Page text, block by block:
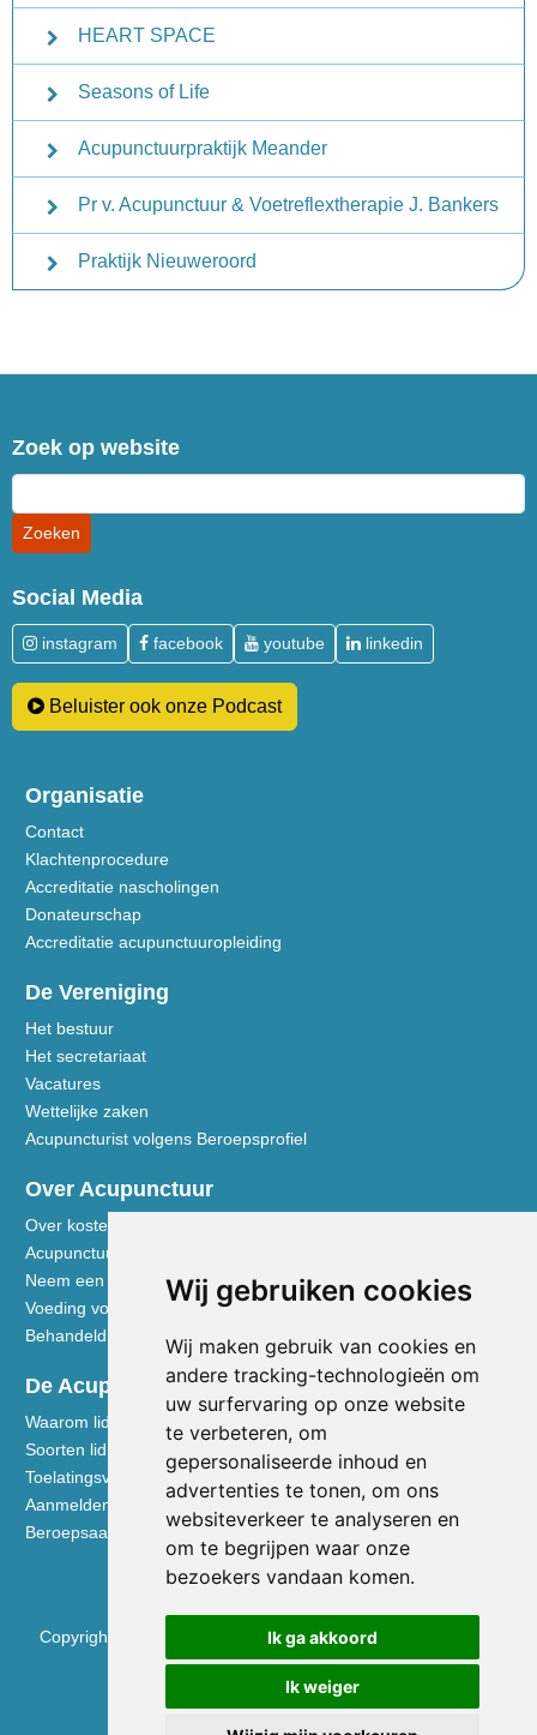
Wij gebruiken cookies
Wij maken gebruik van cookies en
andere tracking-technologieën om
uw surfervaring op onze website
te verbeteren, om
gepersonaliseerde inhoud en
advertenties te tonen, om ons
websiteverkeer te analyseren en
om te begrijpen waar onze
bezoekers vandaan komen.
Ik ga akkoord
Ik weiger
HEART SPACE
Seasons of Life
Acupunctuurpraktijk Meander
Pr v. Acupunctuur & Voetreflextherapie J. Bankers
Praktijk Nieuweroord
Zoek op website
Social Media
instagram facebook youtube linkedin
Beluister ook onze Podcast
Organisatie
Contact
Klachtenprocedure
Accreditatie nascholingen
Donateurschap
Accreditatie acupunctuuropleiding
De Vereniging
Het bestuur
Het secretariaat
Vacatures
Wettelijke zaken
Acupuncturist volgens Beroepsprofiel
Over Acupunctuur
Over kosten en vergoedingen
Acupunctuur toegelicht
Neem een kijkje in de praktijk
Voeding volgens de Vijf Elementen
Behandeldisciplines - TCG
De Acupuncturist
Waarom lid worden van de NVA
Soorten lidmaatschap NVA
Toelatingsvoorwaarden
Aanmelden voor lidmaatschap
Beroepsaansprakelijkheidsverzekering
Copyright © 2026 Nederlandse Vereniging voor Acupunctuur
KVK 40531133
BTW NL0090.68.533.B01